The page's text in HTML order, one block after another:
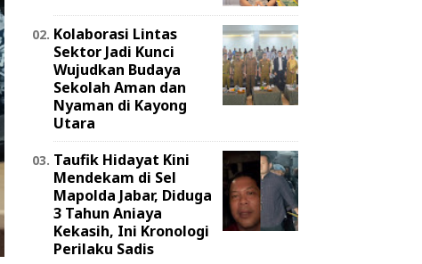
Kolaborasi Lintas
Sektor Jadi Kunci
Wujudkan Budaya
Sekolah Aman dan
Nyaman di Kayong
Utara
Taufik Hidayat Kini
Mendekam di Sel
Mapolda Jabar, Diduga
3 Tahun Aniaya
Kekasih, Ini Kronologi
Perilaku Sadis